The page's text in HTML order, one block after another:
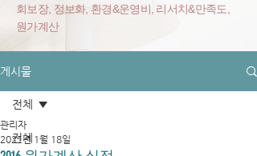
회보장, 정보화, 환경&운영비 , 리서치&만족도,
원가계산
게시물
전체
전체
관리자
2021년 1월 18일